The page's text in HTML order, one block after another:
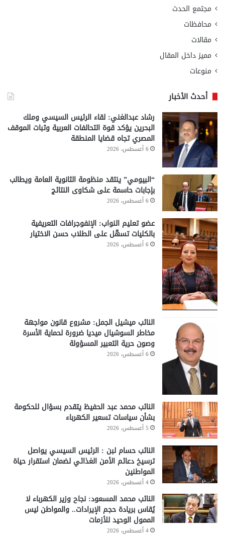
مجتمع الحدث
محافظات
مقالات
مميز داخل المقال
منوعات
أحدث الأخبار
رشاد عبدالغني: لقاء الرئيس السيسي وملك
البحرين يؤكد قوة التحالفات العربية وثبات الموقف
المصري تجاه قضايا المنطقة
6 أغسطس، 2026
“البيومي” ينتقد منظومة الثانوية العامة ويطالب
بإجابات حاسمة على شكاوى النتائج
6 أغسطس، 2026
عضو تعليم النواب: الإنفوجرافات التعريفية
بالكليات تسهّل على الطلاب حسن الاختيار
6 أغسطس، 2026
النائب ميشيل الجمل: مشروع قانون مواجهة
مخاطر السوشيال ميديا ضرورة لحماية الأسرة
وصون حرية التعبير المسؤولة
6 أغسطس، 2026
النائب محمد عبد الحفيظ يتقدم بسؤال للحكومة
بشأن سياسات تسعير الكهرباء
5 أغسطس، 2026
النائب حسام لبن : الرئيس السيسي يواصل
ترسيخ دعائم الأمن الغذائي لضمان استقرار حياة
المواطنين
4 أغسطس، 2026
النائب محمد المسعود: نجاح وزير الكهرباء لا
يُقاس بريادة حجم الإيرادات.. والمواطن ليس
الممول الوحيد للأزمات
4 أغسطس، 2026